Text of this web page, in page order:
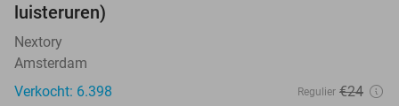
luisteruren)
Nextory
Amsterdam
Verkocht: 6.398
Regulier €24